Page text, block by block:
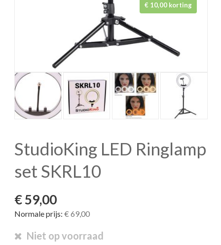
StudioKing LED Ringlamp
set SKRL10
€ 10,00 korting
€ 59,00
Normale prijs: € 69,00
Niet op voorraad